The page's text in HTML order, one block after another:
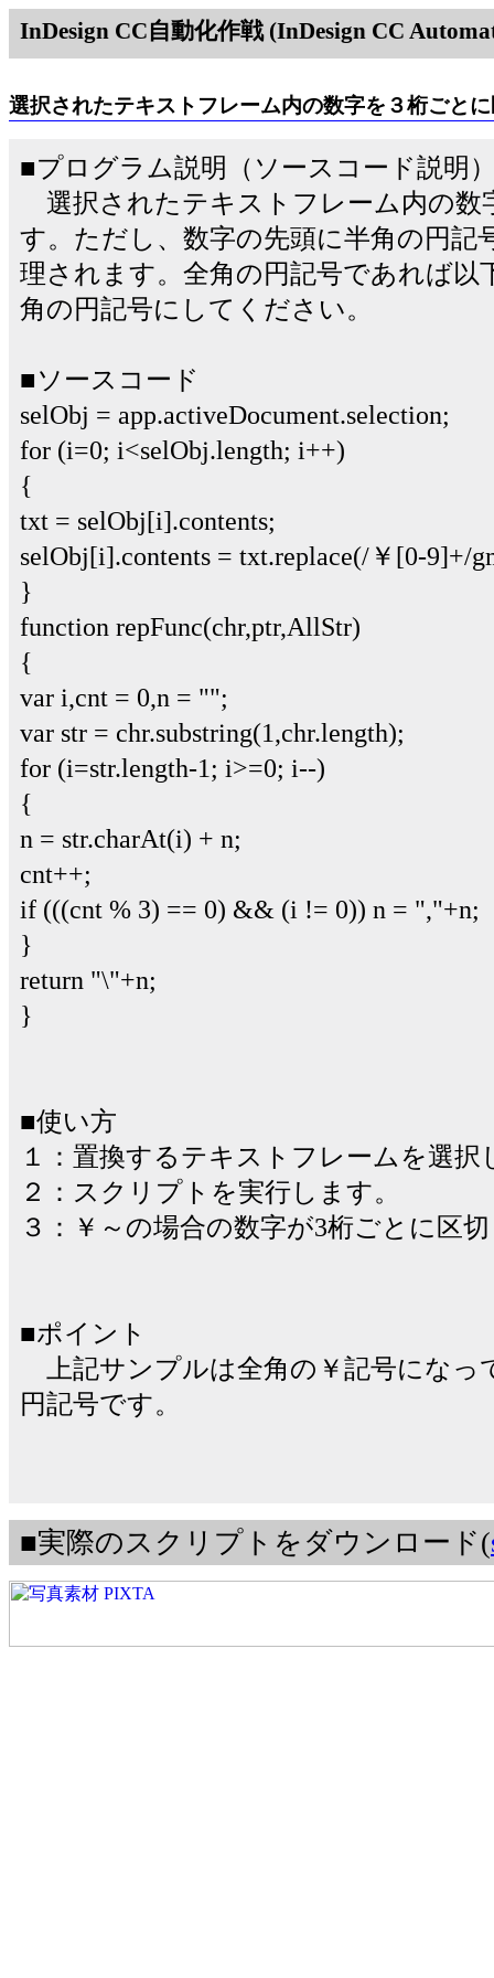
InDesign CC自動化作戦 (InDesign CC
選択されたテキストフレーム内の数字を３桁ごと
■プログラム説明（ソースコード説明
選択されたテキストフレーム内の数
す。ただし、数字の先頭に半角の円記
理されます。全角の円記号であれば以
角の円記号にしてください。
■ソースコード
selObj = app.activeDocument.selection;
for (i=0; i<selObj.length; i++)
{
txt = selObj[i].contents;
selObj[i].contents = txt.replace(/￥[0-9]+/
}
function repFunc(chr,ptr,AllStr)
{
var i,cnt = 0,n = "";
var str = chr.substring(1,chr.length);
for (i=str.length-1; i>=0; i--)
{
n = str.charAt(i) + n;
cnt++;
if (((cnt % 3) == 0) && (i != 0)) n = ","+n;
}
return "\"+n;
}
■使い方
１：置換するテキストフレームを選択
２：スクリプトを実行します。
３：￥～の場合の数字が3桁ごとに区
■ポイント
上記サンプルは全角の￥記号になっ
円記号です。
■実際のスクリプトをダウンロード(